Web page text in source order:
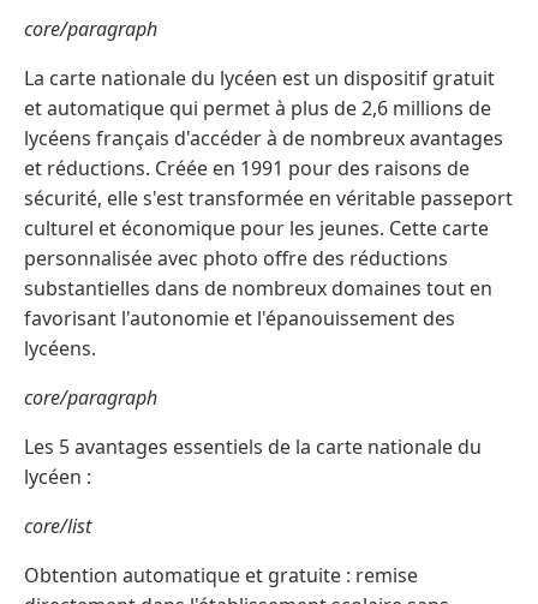
core/paragraph
La carte nationale du lycéen est un dispositif gratuit
et automatique qui permet à plus de 2,6 millions de
lycéens français d'accéder à de nombreux avantages
et réductions. Créée en 1991 pour des raisons de
sécurité, elle s'est transformée en véritable passeport
culturel et économique pour les jeunes. Cette carte
personnalisée avec photo offre des réductions
substantielles dans de nombreux domaines tout en
favorisant l'autonomie et l'épanouissement des
lycéens.
core/paragraph
Les 5 avantages essentiels de la carte nationale du
lycéen :
core/list
Obtention automatique et gratuite : remise